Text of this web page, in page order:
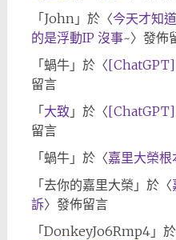
「John 」於〈今天才知
的是浮動IP 沒事~〉發佈
「蝸牛」於〈[ChatGPT]
留言
「大致 」於〈[ChatGPT]
留言
「蝸牛」於〈嘉里大榮
「去你的嘉里大榮 」於〈
訴〉發佈留言
「DonkeyJo6Rmp4」